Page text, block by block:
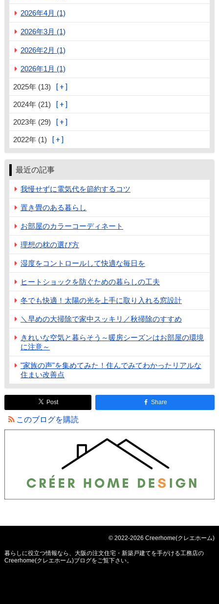
2026年4月 (1)
2026年3月 (1)
2026年2月 (1)
2026年1月 (1)
2025年 (13)
2024年 (21)
2023年 (29)
2022年 (1)
最近の記事
我慢せずに電気代を節約するコツ
置き畳のある暮らし
お部屋のカラーコーディネート
理想の枕の選び方
湿度をコントロールして快適な毎日を
ヒートショックを防ぐための暮らしの工夫
冬でも快適！太陽の光を上手に取り入れる窓設計
＼早めの大掃除で家中スッキリ／秋掃除のすすめ
きれいな空気と暮らそう～暖房シーズンはお部屋の環境
に注意～
"家族の声"を集めてみた！住んでみてわかったリアルな
住まい改善点
Post Share
このブログを購読
© 2022-2026 Creerhome(クレエホーム)
暮らしに役立つ情報なら、 大阪の注文住宅・新築戸建てを手がける工務店の
Creerhome(クレエホーム)ブログをご覧下さい。